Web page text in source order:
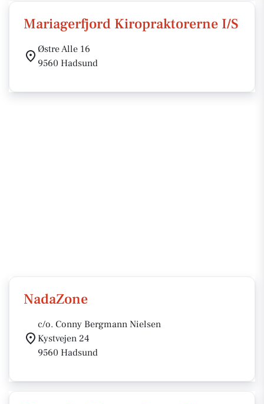
Mariagerfjord Kiropraktorerne I/S
Østre Alle 16
9560 Hadsund
NadaZone
c/o. Conny Bergmann Nielsen
Kystvejen 24
9560 Hadsund